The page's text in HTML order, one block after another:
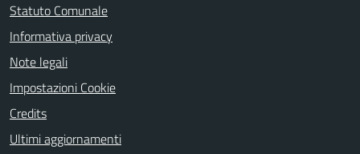
Statuto Comunale
Informativa privacy
Note legali
Impostazioni Cookie
Credits
Ultimi aggiornamenti